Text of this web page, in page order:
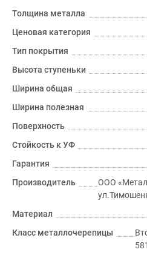
Толщина металла
Ценовая категория
Тип покрытия
Высота ступеньки
Ширина общая
Ширина полезная
Поверхность
Стойкость к УФ
Гарантия
Производитель
ООО
Материал
Класс металлочерепицы